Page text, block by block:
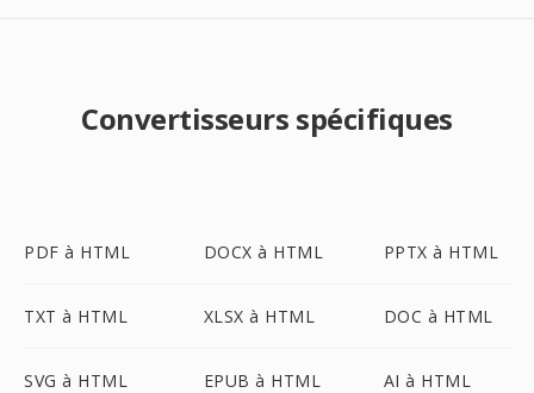
Convertisseurs spécifiques
PDF à HTML DOCX à HTML PPTX à HTML
TXT à HTML XLSX à HTML DOC à HTML
SVG à HTML EPUB à HTML AI à HTML